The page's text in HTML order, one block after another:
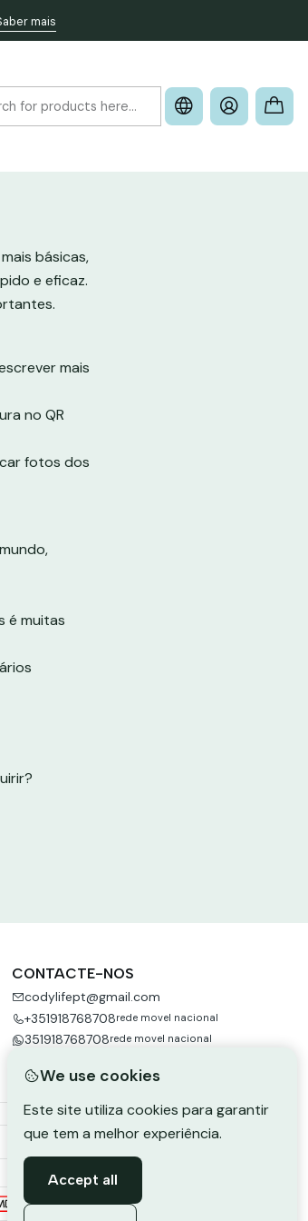
mais
básicas,
e eficaz.
mais
no QR
fotos dos
é muitas
CONTACTE-NOS
codylifept@gmail.com
+351918768708rede movel nacional
351918768708rede movel nacional
We use cookies
Este site utiliza cookies para garantir
que tem a melhor experiência.
Accept all